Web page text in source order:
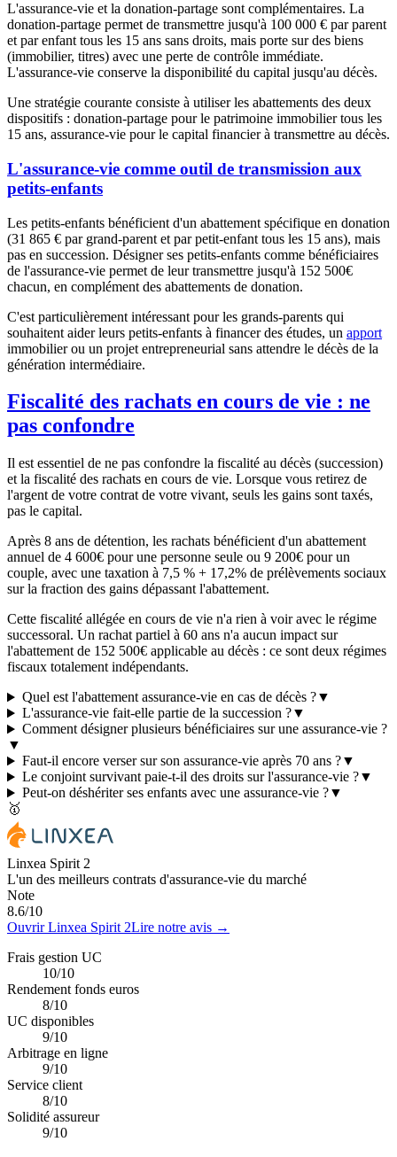
L'assurance-vie et la donation-partage sont complémentaires. La
donation-partage permet de transmettre jusqu'à 100 000 € par parent
et par enfant tous les 15 ans sans droits, mais porte sur des biens
(immobilier, titres) avec une perte de contrôle immédiate.
L'assurance-vie conserve la disponibilité du capital jusqu'au décès.
Une stratégie courante consiste à utiliser les abattements des deux
dispositifs : donation-partage pour le patrimoine immobilier tous les
15 ans, assurance-vie pour le capital financier à transmettre au décès.
L'assurance-vie comme outil de transmission aux
petits-enfants
Les petits-enfants bénéficient d'un abattement spécifique en donation
(31 865 € par grand-parent et par petit-enfant tous les 15 ans), mais
pas en succession. Désigner ses petits-enfants comme bénéficiaires
de l'assurance-vie permet de leur transmettre jusqu'à 152 500€
chacun, en complément des abattements de donation.
C'est particulièrement intéressant pour les grands-parents qui
souhaitent aider leurs petits-enfants à financer des études, un apport
immobilier ou un projet entrepreneurial sans attendre le décès de la
génération intermédiaire.
Fiscalité des rachats en cours de vie : ne
pas confondre
Il est essentiel de ne pas confondre la fiscalité au décès (succession)
et la fiscalité des rachats en cours de vie. Lorsque vous retirez de
l'argent de votre contrat de votre vivant, seuls les gains sont taxés,
pas le capital.
Après 8 ans de détention, les rachats bénéficient d'un abattement
annuel de 4 600€ pour une personne seule ou 9 200€ pour un
couple, avec une taxation à 7,5 % + 17,2% de prélèvements sociaux
sur la fraction des gains dépassant l'abattement.
Cette fiscalité allégée en cours de vie n'a rien à voir avec le régime
successoral. Un rachat partiel à 60 ans n'a aucun impact sur
l'abattement de 152 500€ applicable au décès : ce sont deux régimes
fiscaux totalement indépendants.
Quel est l'abattement assurance-vie en cas de décès ?▼
L'assurance-vie fait-elle partie de la succession ?▼
Comment désigner plusieurs bénéficiaires sur une assurance-vie ?
▼
Faut-il encore verser sur son assurance-vie après 70 ans ?▼
Le conjoint survivant paie-t-il des droits sur l'assurance-vie ?▼
Peut-on déshériter ses enfants avec une assurance-vie ?▼
🥇
Linxea Spirit 2
L'un des meilleurs contrats d'assurance-vie du marché
Note
8.6/10
Ouvrir Linxea Spirit 2Lire notre avis →
Frais gestion UC
10/10
Rendement fonds euros
8/10
UC disponibles
9/10
Arbitrage en ligne
9/10
Service client
8/10
Solidité assureur
9/10